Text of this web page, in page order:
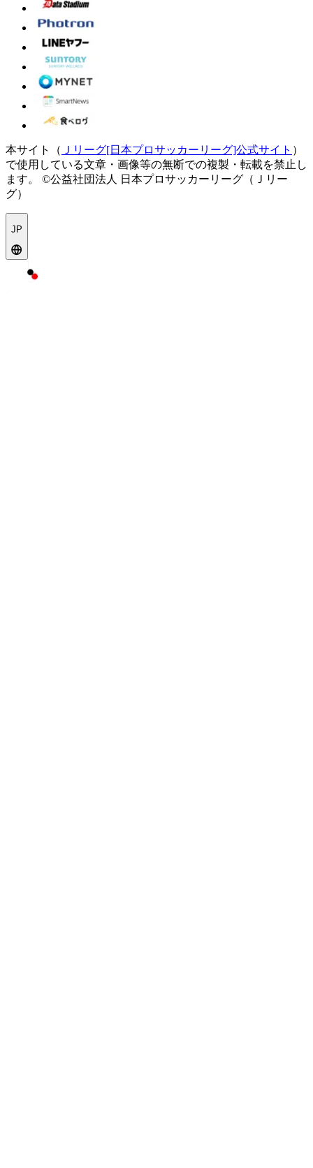
本サイト（ Ｊリーグ[日本プロサッカーリーグ]公式サイト ）
で使用している文章・画像等の無断での複製・転載を禁止し
ます。
©公益社団法人 日本プロサッカーリーグ（Ｊリー
グ）
JP